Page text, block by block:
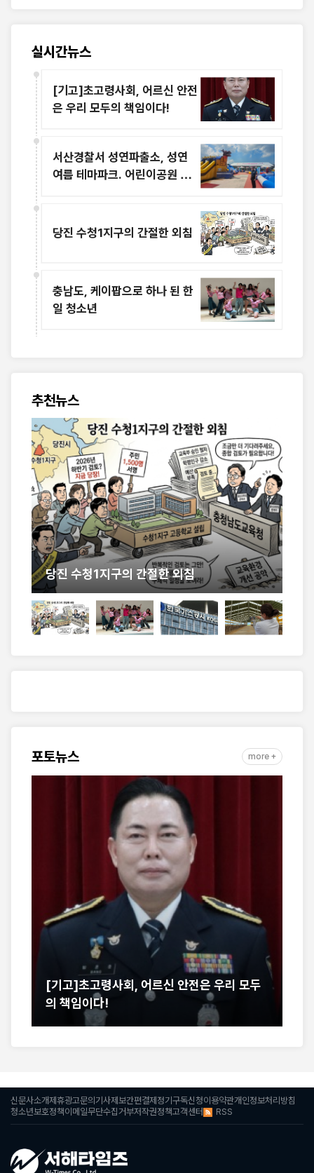
실시간뉴스
[기고]초고령사회, 어르신 안전
은 우리 모두의 책임이다!
서산경찰서 성연파출소, 성연
여름 테마파크. 어린이공원 맞
당진 수청1지구의 간절한 외침
충남도, 케이팝으로 하나 된 한
일 청소년
추천뉴스
당진 수청1지구의 간절한 외침
포토뉴스 more +
[기고]초고령사회, 어르신 안전은 우리 모두
의 책임이다!
신문사소개제휴광고문의 기사제보간편결제 정기구독신청이용약관개인정보처리방침
청소년보호정책 이메일무단수집거부저작권정책고객센터 RSS